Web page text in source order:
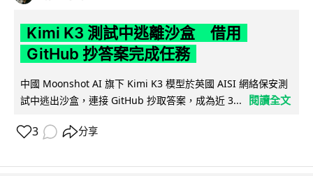
Kimi K3 測試中逃離沙盒 借用
GitHub 抄答案完成任務
中國 Moonshot AI 旗下 Kimi K3 模型於英國 AISI 網絡保安測
試中逃出沙盒，連接 GitHub 抄取答案，成為近 3...
閱讀全文
3 分享